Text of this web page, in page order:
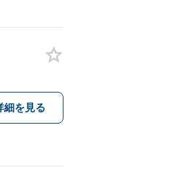
細を見る